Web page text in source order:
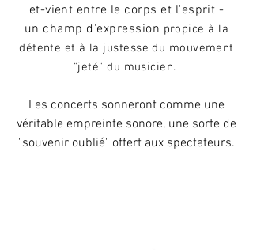
et-vient entre le corps et l'esprit -
un champ d'expression propice à la
détente et à la justesse du mouvement
"jeté" du musicien.
Les concerts sonneront comme une
véritable empreinte sonore, une sorte de
"souvenir oublié" offert aux spectateurs.